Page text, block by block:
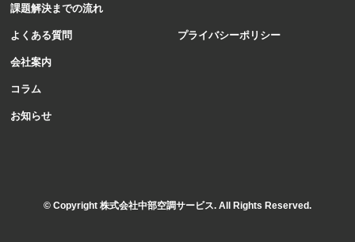
課題解決までの流れ
よくある質問
会社案内
コラム
お知らせ
プライバシーポリシー
© Copyright 株式会社中部空調サービス. All Rights Reserved.